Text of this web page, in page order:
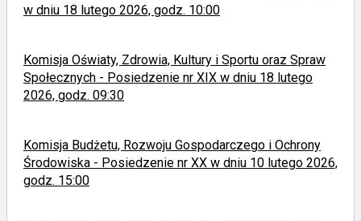
w dniu 18 lutego 2026, godz. 10:00
Komisja Oświaty, Zdrowia, Kultury i Sportu oraz Spraw
Społecznych - Posiedzenie nr XIX w dniu 18 lutego
2026, godz. 09:30
Komisja Budżetu, Rozwoju Gospodarczego i Ochrony
Środowiska - Posiedzenie nr XX w dniu 10 lutego 2026,
godz. 15:00